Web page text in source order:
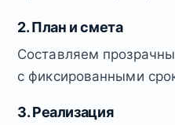
2. План и смета
Составляем
с фиксированными
3. Реализация